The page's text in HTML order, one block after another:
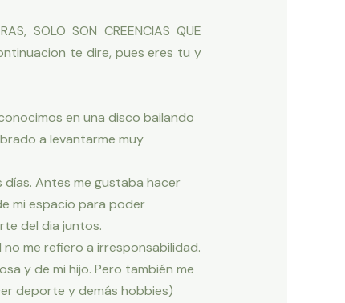
SOLO SON CREENCIAS QUE
te dire, pues eres tu y
en una disco bailando
a levantarme muy
días. Antes me gustaba hacer
mi espacio para poder
del dia juntos.
me refiero a irresponsabilidad.
y de mi hijo. Pero también me
deporte y demás hobbies)